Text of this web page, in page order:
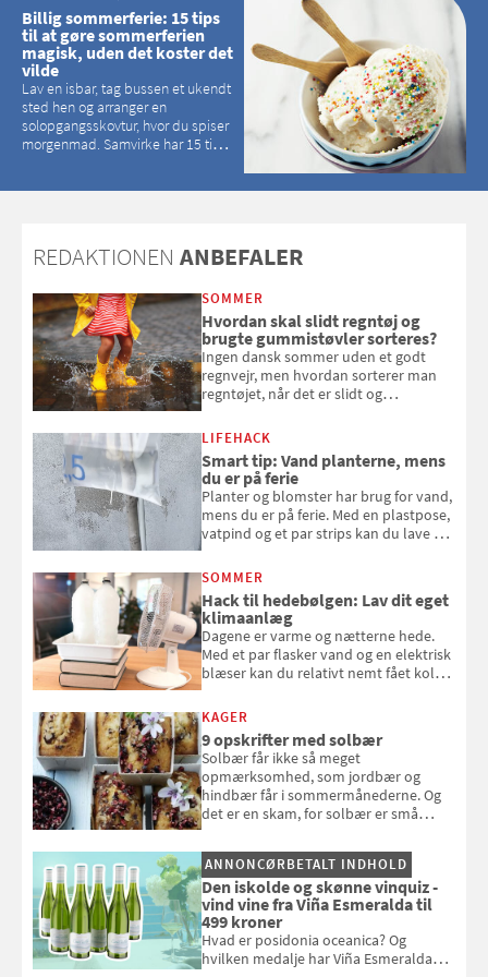
Billig sommerferie: 15 tips
til at gøre sommerferien
magisk, uden det koster det
vilde
Lav en isbar, tag bussen et ukendt
sted hen og arranger en
solopgangsskovtur, hvor du spiser
morgenmad. Samvirke har 15 tips
REDAKTIONEN ANBEFALER
SOMMER
Hvordan skal slidt regntøj og
brugte gummistøvler sorteres?
Ingen dansk sommer uden et godt
regnvejr, men hvordan sorterer man
regntøjet, når det er slidt og
LIFEHACK
Smart tip: Vand planterne, mens
du er på ferie
Planter og blomster har brug for vand,
mens du er på ferie. Med en plastpose,
vatpind og et par strips kan du lave dit
at bede naboen om at vande eller
komme hjem til døde planter
SOMMER
Hack til hedebølgen: Lav dit eget
klimaanlæg
Dagene er varme og nætterne hede.
Med et par flasker vand og en elektrisk
blæser kan du relativt nemt fået koldt
og se, hvordan du gør
KAGER
9 opskrifter med solbær
Solbær får ikke så meget
opmærksomhed, som jordbær og
hindbær får i sommermånederne. Og
det er en skam, for solbær er små
syre og dybde til dine desserter.
Samvirke har samlet 9 gode opskrifter
med det oversete sommerbær
ANNONCØRBETALT INDHOLD
Den iskolde og skønne vinquiz -
vind vine fra Viña Esmeralda til
499 kroner
Hvad er posidonia oceanica? Og
hvilken medalje har Viña Esmeralda